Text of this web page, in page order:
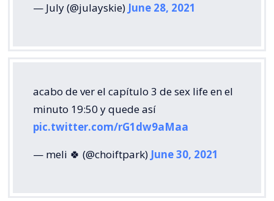
— July (@julayskie) June 28, 2021
acabo de ver el capítulo 3 de sex life en el
minuto 19:50 y quede así
pic.twitter.com/rG1dw9aMaa
— meli 🍀 (@choiftpark) June 30, 2021